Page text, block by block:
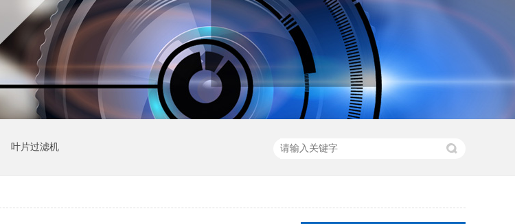
叶片过滤机